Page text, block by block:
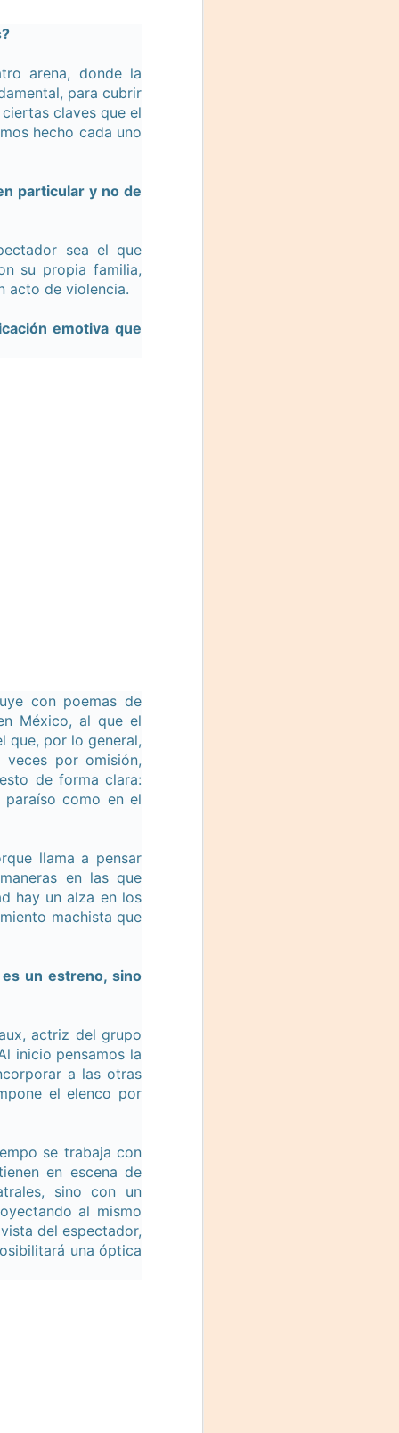
arena, donde la
para cubrir
claves que el
hecho cada uno
particular y no de
sea el que
su propia familia,
acto de violencia.
emotiva que
con poemas de
México, al que el
que, por lo general,
por omisión,
de forma clara:
como en el
llama a pensar
en las que
hay un alza en los
machista que
un estreno, sino
actriz del grupo
inicio pensamos la
a las otras
el elenco por
se trabaja con
en escena de
sino con un
al mismo
del espectador,
una óptica